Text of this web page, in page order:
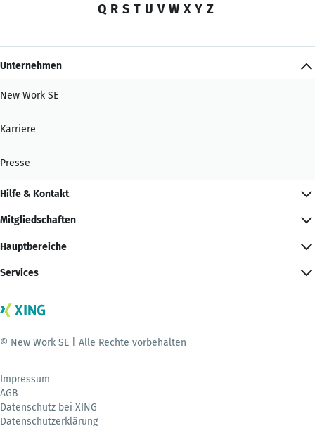
Q R S T U V W X Y Z
Unternehmen
New Work SE
Karriere
Presse
Hilfe & Kontakt
Mitgliedschaften
Hauptbereiche
Services
© New Work SE | Alle Rechte vorbehalten
Impressum
AGB
Datenschutz bei XING
Datenschutzerklärung